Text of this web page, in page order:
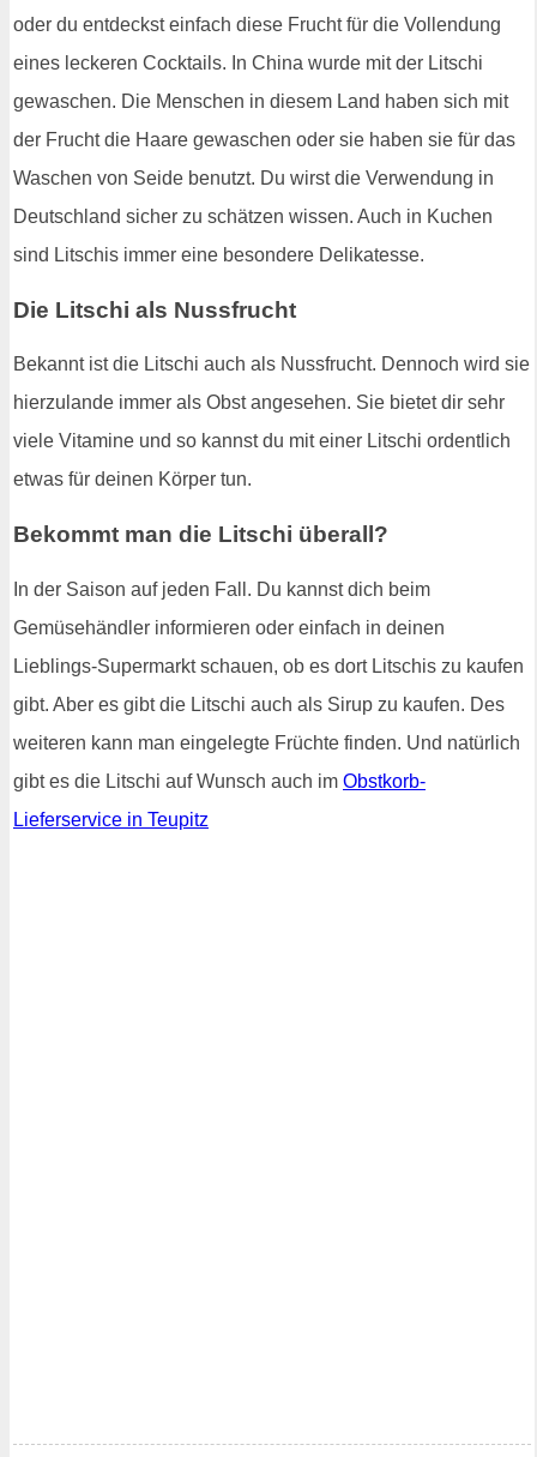
oder du entdeckst einfach diese Frucht für die Vollendung
eines leckeren Cocktails. In China wurde mit der Litschi
gewaschen. Die Menschen in diesem Land haben sich mit
der Frucht die Haare gewaschen oder sie haben sie für das
Waschen von Seide benutzt. Du wirst die Verwendung in
Deutschland sicher zu schätzen wissen. Auch in Kuchen
sind Litschis immer eine besondere Delikatesse.
Die Litschi als Nussfrucht
Bekannt ist die Litschi auch als Nussfrucht. Dennoch wird sie
hierzulande immer als Obst angesehen. Sie bietet dir sehr
viele Vitamine und so kannst du mit einer Litschi ordentlich
etwas für deinen Körper tun.
Bekommt man die Litschi überall?
In der Saison auf jeden Fall. Du kannst dich beim
Gemüsehändler informieren oder einfach in deinen
Lieblings-Supermarkt schauen, ob es dort Litschis zu kaufen
gibt. Aber es gibt die Litschi auch als Sirup zu kaufen. Des
weiteren kann man eingelegte Früchte finden. Und natürlich
gibt es die Litschi auf Wunsch auch im Obstkorb-
Lieferservice in Teupitz